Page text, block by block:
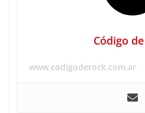
Código
www.codigoderock.com.ar